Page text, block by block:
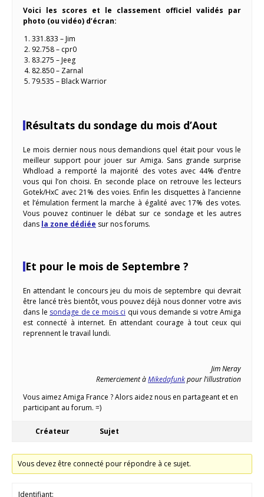
Voici les scores et le classement officiel validés par
photo (ou vidéo) d’écran:
331.833 – Jim
92.758 – cpr0
83.275 – Jeeg
82.850 – Zarnal
79.535 – Black Warrior
Résultats du sondage du mois d’Aout
Le mois dernier nous nous demandions quel était pour vous le
meilleur support pour jouer sur Amiga. Sans grande surprise
Whdload a remporté la majorité des votes avec 44% d’entre
vous qui l’on choisi. En seconde place on retrouve les lecteurs
Gotek/HxC avec 21% des voies. Enfin les disquettes à l’ancienne
et l’émulation ferment la marche à égalité avec 17% des votes.
Vous pouvez continuer le débat sur ce sondage et les autres
dans la zone dédiée sur nos forums.
Et pour le mois de Septembre ?
En attendant le concours jeu du mois de septembre qui devrait
être lancé très bientôt, vous pouvez déjà nous donner votre avis
dans le sondage de ce mois ci qui vous demande si votre Amiga
est connecté à internet. En attendant courage à tout ceux qui
reprennent le travail lundi.
Jim Neray
Remerciement àMikedafunkpour l’illustration
Vous aimez Amiga France ? Alors aidez nous en partageant et en
participant au forum. =)
Créateur Sujet
Vous devez être connecté pour répondre à ce sujet.
Identifiant: